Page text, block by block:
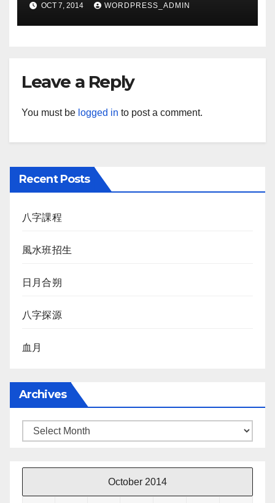
OCT 7, 2014 WORDPRESS_ADMIN
Leave a Reply
You must be logged in to post a comment.
Recent Posts
八字課程
風水班招生
日月合朔
八字探源
血月
Archives
Archives
October 2014